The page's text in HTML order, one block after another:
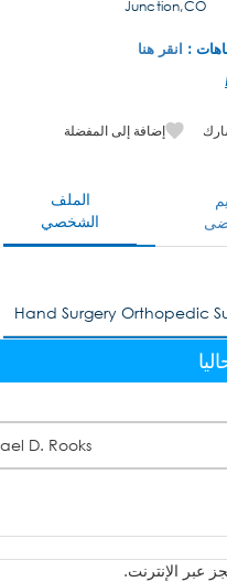
Junction,CO
: انقر هنا
إضافة إلى المفضلة
الملف
الشخصي
Hand Surgery Orthopedic
D. Rooks
عبر الإنترنت.